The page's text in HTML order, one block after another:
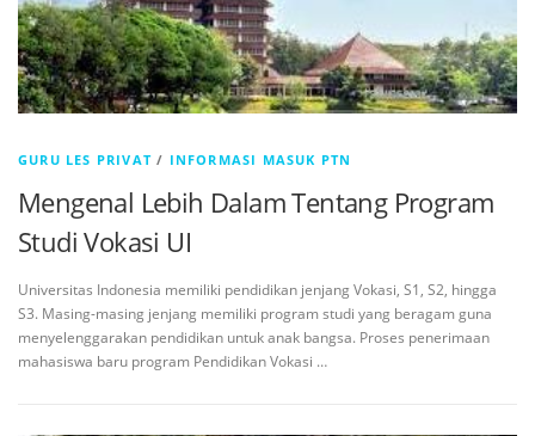
GURU LES PRIVAT / INFORMASI MASUK PTN
Mengenal Lebih Dalam Tentang Program
Studi Vokasi UI
Universitas Indonesia memiliki pendidikan jenjang Vokasi, S1, S2, hingga
S3. Masing-masing jenjang memiliki program studi yang beragam guna
menyelenggarakan pendidikan untuk anak bangsa. Proses penerimaan
mahasiswa baru program Pendidikan Vokasi …